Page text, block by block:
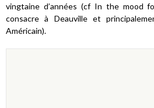
vingtaine d’années (cf In the mood
consacre à Deauville et
Américain).